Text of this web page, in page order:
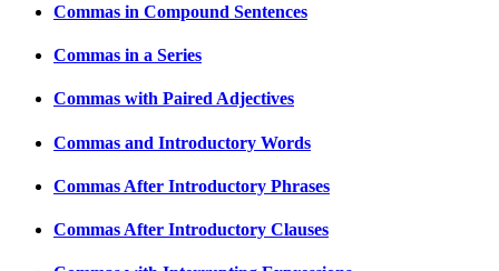
Commas in Compound Sentences
Commas in a Series
Commas with Paired Adjectives
Commas and Introductory Words
Commas After Introductory Phrases
Commas After Introductory Clauses